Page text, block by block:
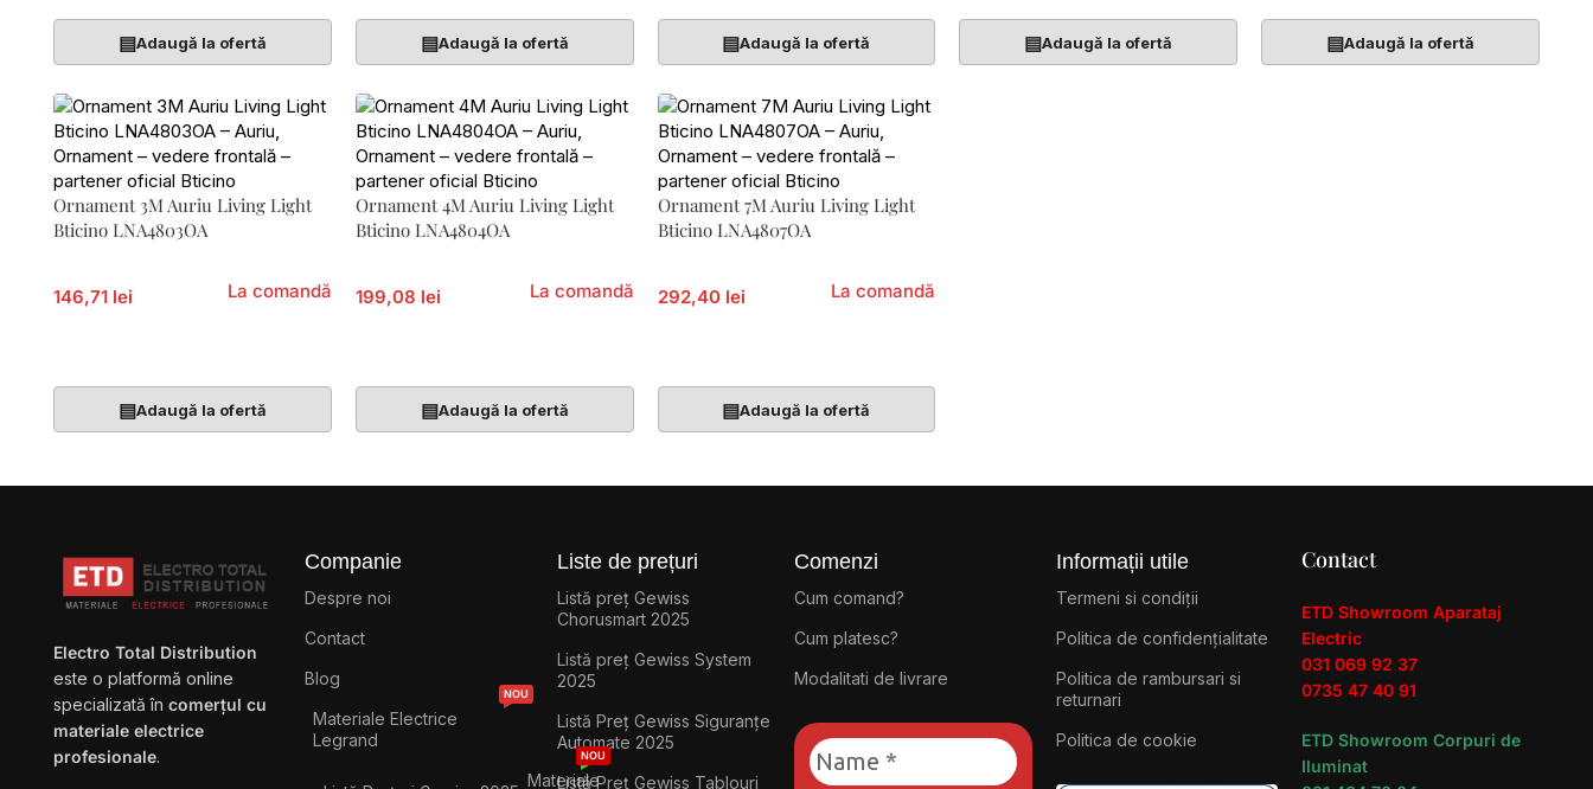
▤Adaugă la ofertă ▤Adaugă la ofertă ▤Adaugă la ofertă ▤Adaugă la ofertă ▤Adaugă la ofertă
Ornament 3M Auriu Living Light
Bticino LNA4803OA
146,71 lei La comandă
▤Adaugă la ofertă
Ornament 4M Auriu Living Light
Bticino LNA4804OA
199,08 lei La comandă
▤Adaugă la ofertă
Ornament 7M Auriu Living Light
Bticino LNA4807OA
292,40 lei La comandă
▤Adaugă la ofertă
Electro Total Distribution
este o platformă online
specializată în comerțul cu
materiale electrice
profesionale.
Companie
Despre noi
Contact
Blog
Materiale Electrice
Legrand
NOU
Materiale
NOU
Liste de prețuri
Listă preț Gewiss
Chorusmart 2025
Listă preț Gewiss System
2025
Listă Preț Gewiss Siguranțe
Automate 2025
Listă Preț Gewiss Tablouri
Comenzi
Cum comand?
Cum platesc?
Modalitati de livrare
Informații utile
Termeni si condiții
Politica de confidențialitate
Politica de rambursari si
returnari
Politica de cookie
Contact
ETD Showroom Aparataj
Electric
031 069 92 37
0735 47 40 91
ETD Showroom Corpuri de
Iluminat